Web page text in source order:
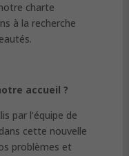
charte
à la recherche
accueil ?
par l’équipe de
cette nouvelle
problèmes et